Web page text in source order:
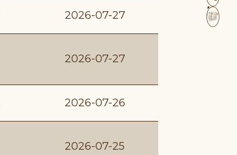
2026-07-27
2026-07-27
2026-07-26
2026-07-25